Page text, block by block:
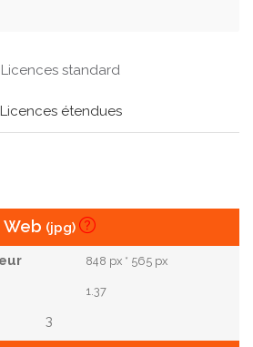
Licences standard
Licences étendues
Web (jpg)
848 px * 565 px
1.37
3